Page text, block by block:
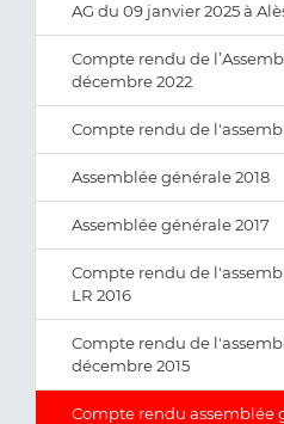
AG du 09 janvier 2025 à
Compte rendu de
décembre 2022
Compte rendu de
Assemblée générale 2018
Assemblée générale 2017
Compte rendu de
LR 2016
Compte rendu de
décembre 2015
Compte rendu assemblée